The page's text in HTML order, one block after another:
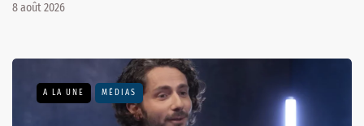
8 août 2026
A LA UNE MÉDIAS